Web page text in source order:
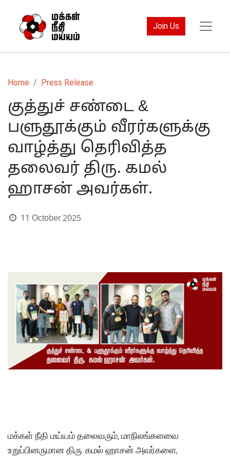
Join Us
Home Press Release
குத்துச் சண்டை &
பளுதூக்கும் வீரர்களுக்கு
வாழ்த்து தெரிவித்த
தலைவர் திரு. கமல்
ஹாசன் அவர்கள்.
11 October 2025
மக்கள் நீதி மய்யம் தலைவரும், மாநிலங்களவை
உறுப்பினருமான திரு. கமல் ஹாசன் அவர்களை,